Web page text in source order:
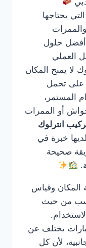
التي يحتاجها
أفضل حلول
العملي
لا يمنح المكان
على تحمل
المستمر،
أو الممرات
انترلوك
خبرة في
صحيحة
المكان وقياس
من حيث
يختلف عن
لأن كل